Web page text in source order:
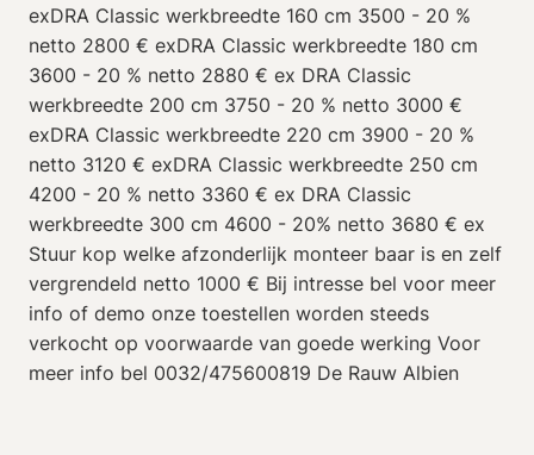
exDRA Classic werkbreedte 160 cm 3500 - 20 %
netto 2800 € exDRA Classic werkbreedte 180 cm
3600 - 20 % netto 2880 € ex DRA Classic
werkbreedte 200 cm 3750 - 20 % netto 3000 €
exDRA Classic werkbreedte 220 cm 3900 - 20 %
netto 3120 € exDRA Classic werkbreedte 250 cm
4200 - 20 % netto 3360 € ex DRA Classic
werkbreedte 300 cm 4600 - 20% netto 3680 € ex
Stuur kop welke afzonderlijk monteer baar is en zelf
vergrendeld netto 1000 € Bij intresse bel voor meer
info of demo onze toestellen worden steeds
verkocht op voorwaarde van goede werking Voor
meer info bel 0032/475600819 De Rauw Albien